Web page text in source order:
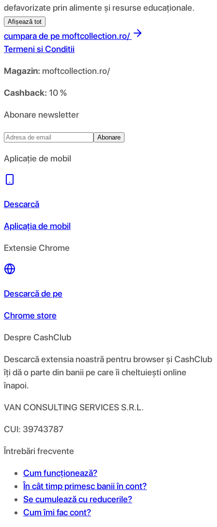
defavorizate prin alimente și resurse educaționale.
Afișează tot
cumpara de pe moftcollection.ro/
Termeni si Conditii
Magazin: moftcollection.ro/
Cashback: 10 %
Abonare newsletter
Abonare
Aplicație de mobil
Descarcă
Aplicația de mobil
Extensie Chrome
Descarcă de pe
Chrome store
Despre CashClub
Descarcă extensia noastră pentru browser și CashClub
îți dă o parte din banii pe care îi cheltuiești online
înapoi.
VAN CONSULTING SERVICES S.R.L.
CUI: 39743787
Întrebări frecvente
Cum funcționează?
În cât timp primesc banii în cont?
Se cumulează cu reducerile?
Cum îmi fac cont?